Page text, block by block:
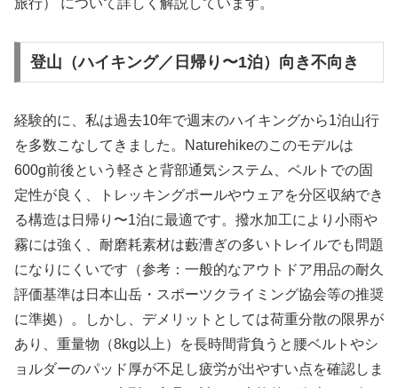
旅行） について詳しく解説しています。
登山（ハイキング／日帰り〜1泊）向き不向き
経験的に、私は過去10年で週末のハイキングから1泊山行
を多数こなしてきました。Naturehikeのこのモデルは
600g前後という軽さと背部通気システム、ベルトでの固
定性が良く、トレッキングポールやウェアを分区収納でき
る構造は日帰り〜1泊に最適です。撥水加工により小雨や
霧には強く、耐磨耗素材は藪漕ぎの多いトレイルでも問題
になりにくいです（参考：一般的なアウトドア用品の耐久
評価基準は日本山岳・スポーツクライミング協会等の推奨
に準拠）。しかし、デメリットとしては荷重分散の限界が
あり、重量物（8kg以上）を長時間背負うと腰ベルトやシ
ョルダーのパッド厚が不足し疲労が出やすい点を確認しま